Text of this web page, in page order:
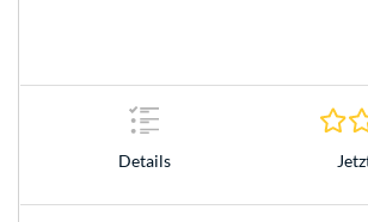
Details